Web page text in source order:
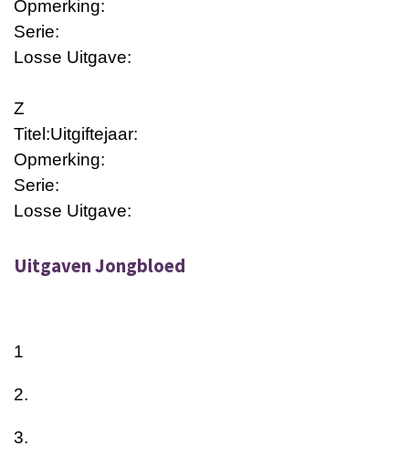
Opmerking:
Serie:
Losse Uitgave:
Z
Titel:Uitgiftejaar:
Opmerking:
Serie:
Losse Uitgave:
Uitgaven Jongbloed
1
2.
3.